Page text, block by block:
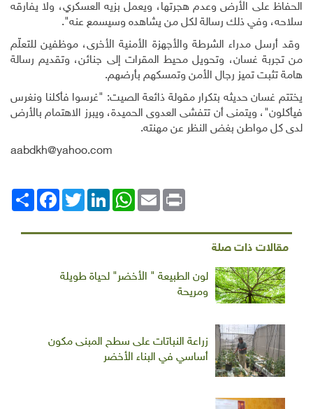
الحفاظ على الأرض وعدم هجرتها، ويعمل بزيه العسكري، ولا يفارقه
سلاحه، وفي ذلك رسالة لكل من يشاهده وسيسمع عنه".
وقد أرسل مدراء الشرطة والأجهزة الأمنية الأخرى، موظفين للتعلّم
من تجربة غسان، وتحويل محيط المقرات إلى جنائن، وتقديم رسالة
هامة تثبت تميز رجال الأمن وتمسكهم بأرضهم.
يختتم غسان حديثه بتكرار مقولة ذائعة الصيت: "غرسوا فأكلنا ونغرس
فيأكلون"، ويتمنى أن تتفشى العدوى الحميدة، ويبرز الاهتمام بالأرض
لدى كل مواطن بغض النظر عن مهنته.
aabdkh@yahoo.com
انشر
FacebookTwitterLinkedIn
WhatsAppEmail Print
مقالات ذات صلة
لون الطبيعة " الأخضر" لحياة طويلة
ومريحة
زراعة النباتات على سطح المبنى مكون
أساسي في البناء الأخضر